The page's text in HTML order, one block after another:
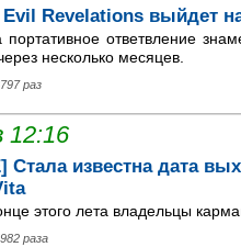
Evil Revelations выйдет
ответвление
несколько месяцев.
раз
12:16
Стала известна дата
этого лета владельцы
раза